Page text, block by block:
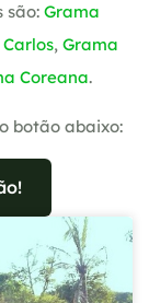
são: Grama
, Grama
Coreana.
botão abaixo: